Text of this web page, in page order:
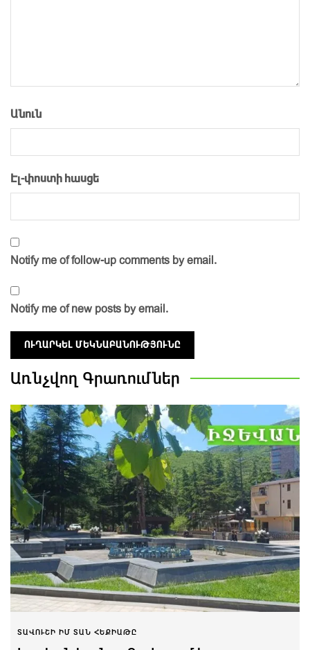
Անուն
Էլ-փոստի հասցե
Notify me of follow-up comments by email.
Notify me of new posts by email.
Առնչվող Գրառումներ
ՏԱՎՈՒՇԻ ԻՄ ՏԱՆ ՀԵՔԻԱԹԸ